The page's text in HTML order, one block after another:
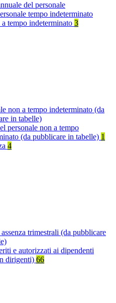
del personale
tempo indeterminato
a tempo indeterminato 3
non a tempo indeterminato (da
in tabelle)
personale non a tempo
(da pubblicare in tabelle) 1
4
trimestrali (da pubblicare
e autorizzati ai dipendenti
dirigenti) 66